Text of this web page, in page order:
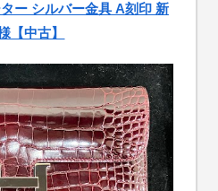
ー シルバー金具 A刻印 新
【中古】